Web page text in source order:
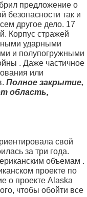
предложение о
безопасности так и
другое дело. 17
Корпус стражей
ударными
и полупогружными
. Даже частичное
или
Полное закрытие,
область,
свой
за три года.
объемам .
проекте по
о проекте Alaska
чтобы обойти все